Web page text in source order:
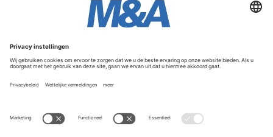
Service & Contact
Contact
FAQ
Werken bij ons